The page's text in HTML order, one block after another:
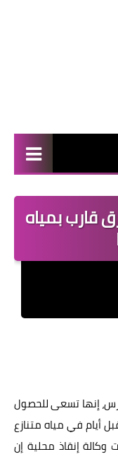
قارب بمياه
الخارجية في فيتنام، السبت 9 مارس، إنها تسعى للحصول
أيام في مياه متنازع
إنقاذ محلية إن